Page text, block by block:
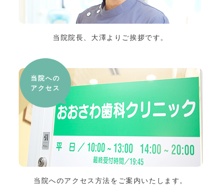
当院院長、大澤よりご挨拶です。
当院への
アクセス
当院へのアクセス方法をご案内いたします。